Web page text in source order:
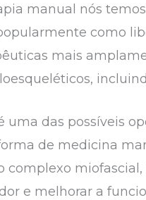
manual nós
como
mais
uma das possíveis
de medicina
complexo
e melhorar a